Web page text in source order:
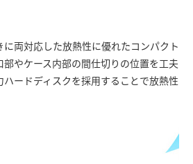
両対応した放熱性に優れたコンパクトデ
部やケース内部の間仕切りの位置を工夫
ードディスクを採用することで放熱性に